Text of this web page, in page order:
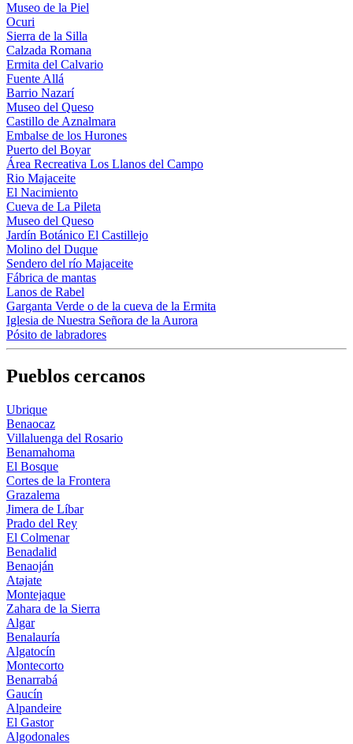
Museo de la Piel
Ocuri
Sierra de la Silla
Calzada Romana
Ermita del Calvario
Fuente Allá
Barrio Nazarí
Museo del Queso
Castillo de Aznalmara
Embalse de los Hurones
Puerto del Boyar
Área Recreativa Los Llanos del Campo
Rio Majaceite
El Nacimiento
Cueva de La Pileta
Museo del Queso
Jardín Botánico El Castillejo
Molino del Duque
Sendero del río Majaceite
Fábrica de mantas
Lanos de Rabel
Garganta Verde o de la cueva de la Ermita
Iglesia de Nuestra Señora de la Aurora
Pósito de labradores
Pueblos cercanos
Ubrique
Benaocaz
Villaluenga del Rosario
Benamahoma
El Bosque
Cortes de la Frontera
Grazalema
Jimera de Líbar
Prado del Rey
El Colmenar
Benadalid
Benaoján
Atajate
Montejaque
Zahara de la Sierra
Algar
Benalauría
Algatocín
Montecorto
Benarrabá
Gaucín
Alpandeire
El Gastor
Algodonales